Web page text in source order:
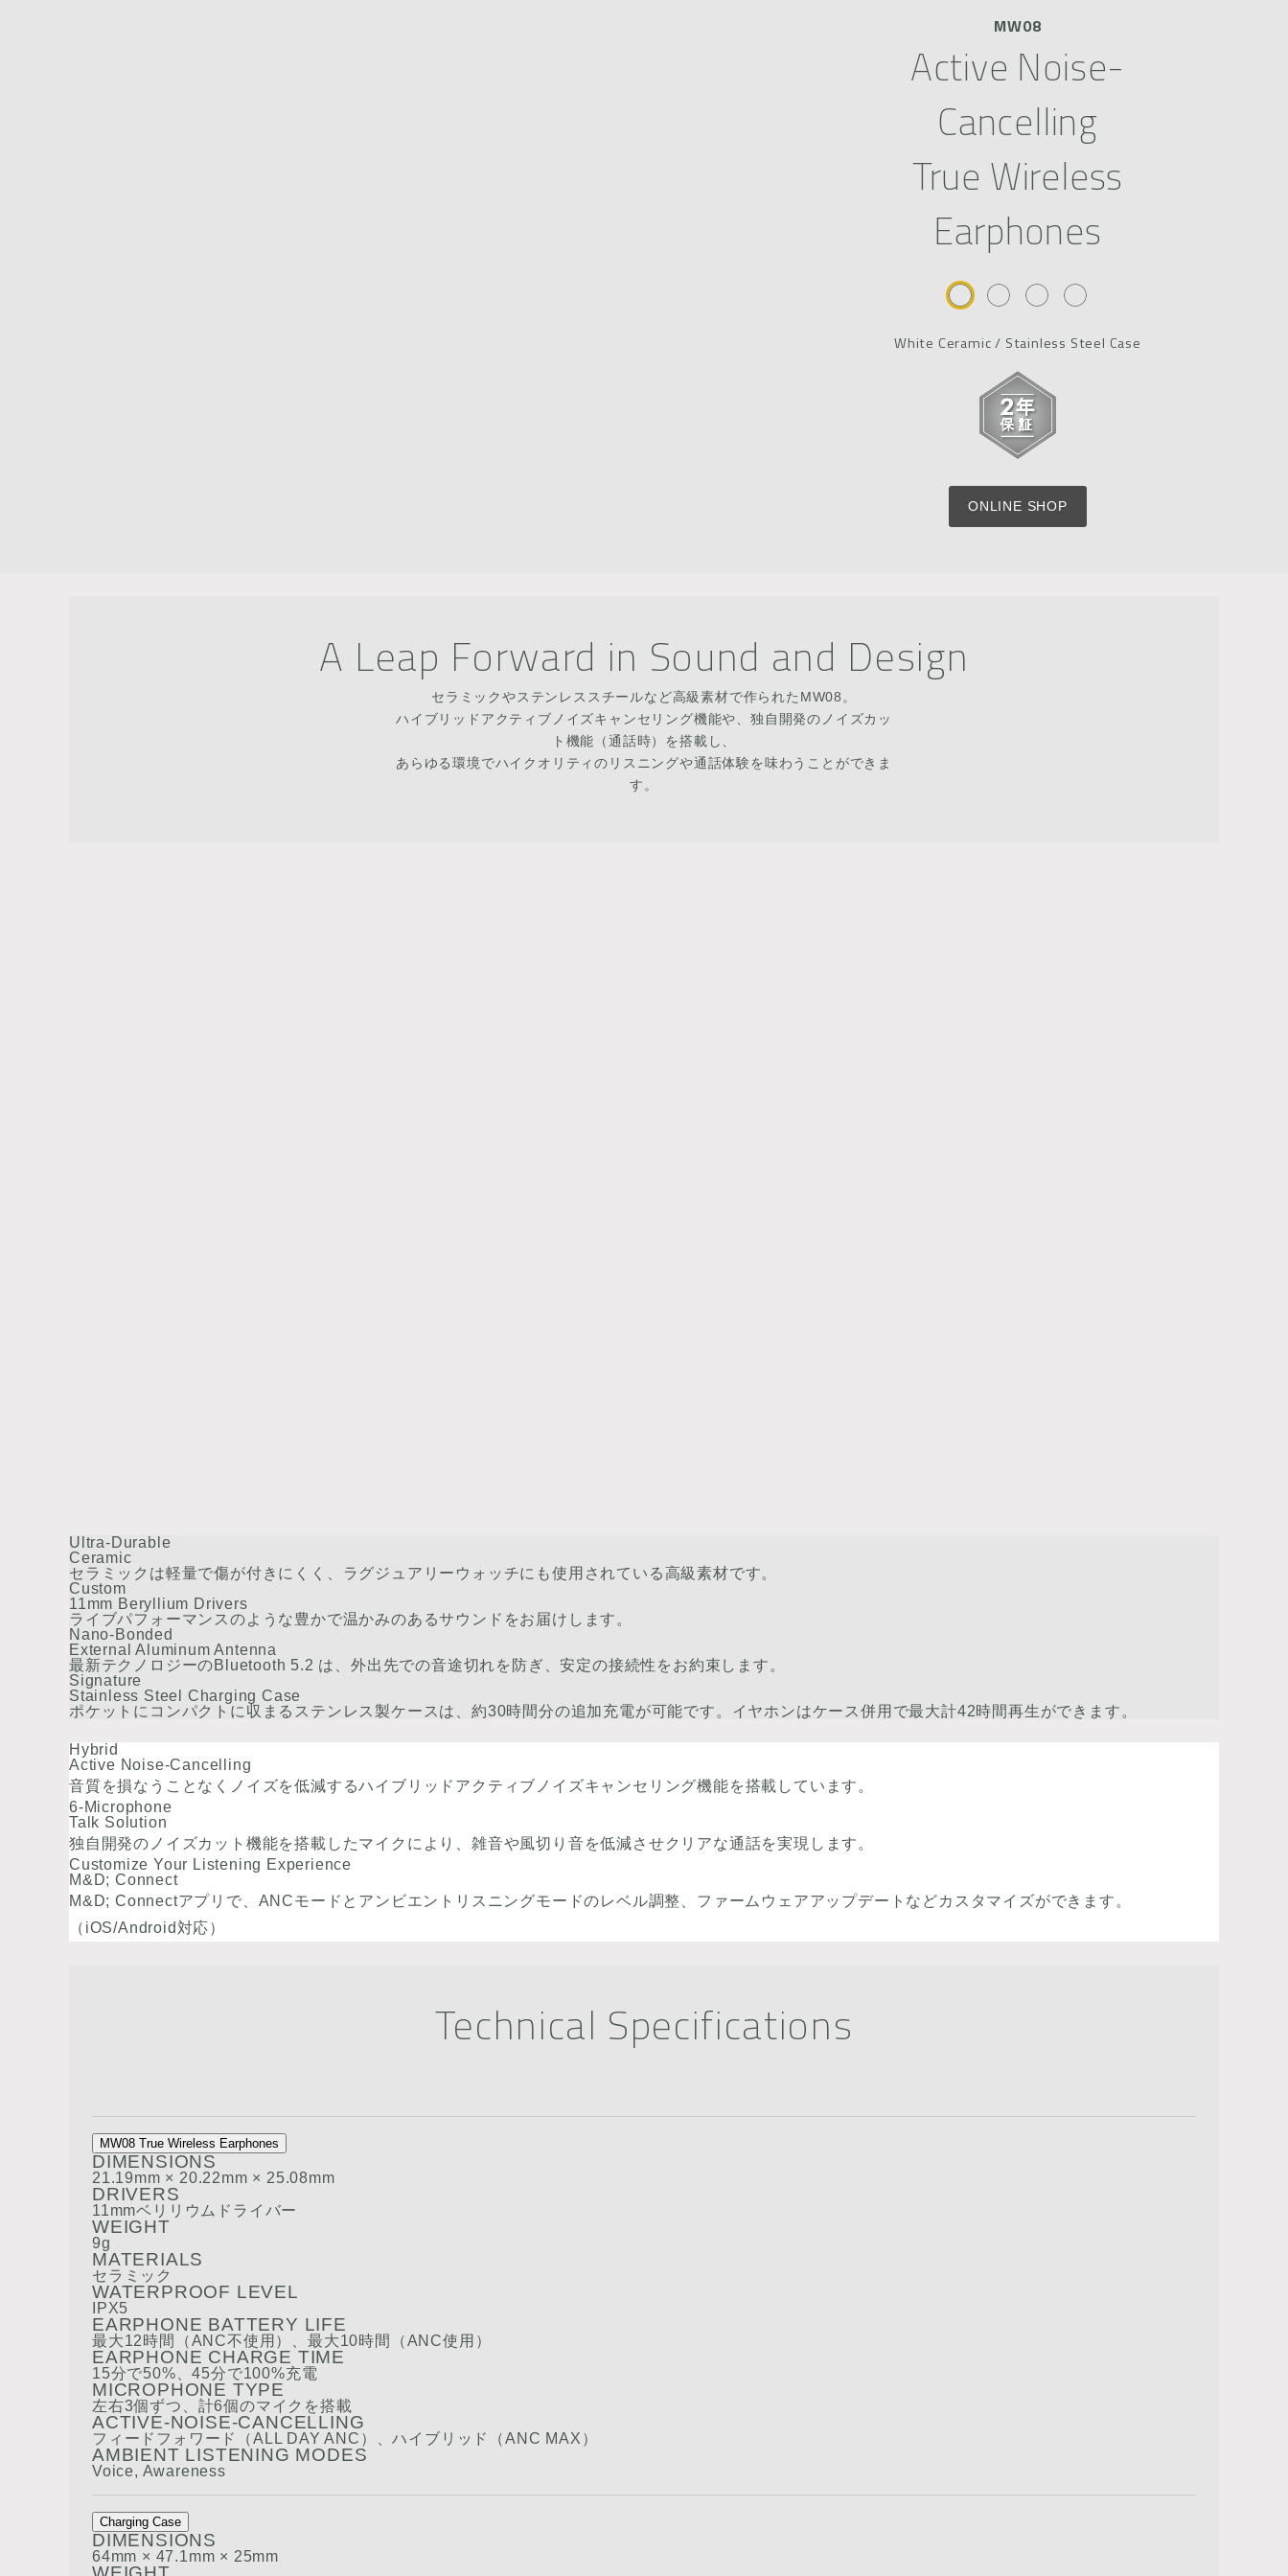
MW08
Active Noise-
Cancelling
True Wireless
Earphones
White Ceramic / Stainless Steel Case
ONLINE SHOP
A Leap Forward in Sound and Design
セラミックやステンレススチールなど高級素材で作られたMW08。
ハイブリッドアクティブノイズキャンセリング機能や、独自開発のノイズカッ
ト機能（通話時）を搭載し、
あらゆる環境でハイクオリティのリスニングや通話体験を味わうことができま
す。
Ultra-Durable
Ceramic
セラミックは軽量で傷が付きにくく、ラグジュアリーウォッチにも使用されている高級素材です。
Custom
11mm Beryllium Drivers
ライブパフォーマンスのような豊かで温かみのあるサウンドをお届けします。
Nano-Bonded
External Aluminum Antenna
最新テクノロジーのBluetooth 5.2 は、外出先での音途切れを防ぎ、安定の接続性をお約束します。
Signature
Stainless Steel Charging Case
ポケットにコンパクトに収まるステンレス製ケースは、約30時間分の追加充電が可能です。イヤホンはケース併用で最大計42時間再生ができます。
Hybrid
Active Noise-Cancelling
音質を損なうことなくノイズを低減するハイブリッドアクティブノイズキャンセリング機能を搭載しています。
6-Microphone
Talk Solution
独自開発のノイズカット機能を搭載したマイクにより、雑音や風切り音を低減させクリアな通話を実現します。
Customize Your Listening Experience
M&D; Connect
M&D; Connectアプリで、ANCモードとアンビエントリスニングモードのレベル調整、ファームウェアアップデートなどカスタマイズができます。
（iOS/Android対応）
Technical Specifications
MW08 True Wireless Earphones
DIMENSIONS
21.19mm × 20.22mm × 25.08mm
DRIVERS
11mmベリリウムドライバー
WEIGHT
9g
MATERIALS
セラミック
WATERPROOF LEVEL
IPX5
EARPHONE BATTERY LIFE
最大12時間（ANC不使用）、最大10時間（ANC使用）
EARPHONE CHARGE TIME
15分で50%、45分で100%充電
MICROPHONE TYPE
左右3個ずつ、計6個のマイクを搭載
ACTIVE-NOISE-CANCELLING
フィードフォワード（ALL DAY ANC）、ハイブリッド（ANC MAX）
AMBIENT LISTENING MODES
Voice, Awareness
Charging Case
DIMENSIONS
64mm × 47.1mm × 25mm